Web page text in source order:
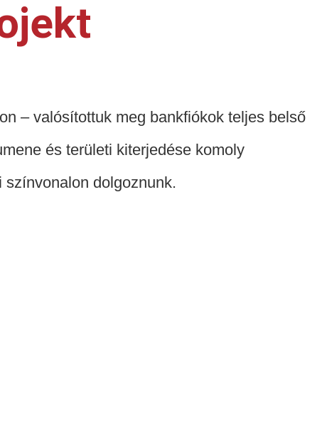
– valósítottuk meg bankfiókok teljes belső
és területi kiterjedése komoly
dolgoznunk.